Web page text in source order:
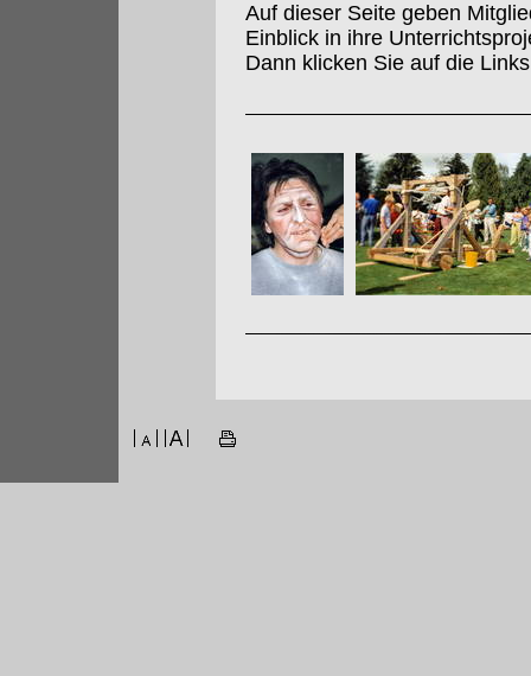
Auf dieser Seite geben
Einblick in ihre
Dann klicken Sie auf die